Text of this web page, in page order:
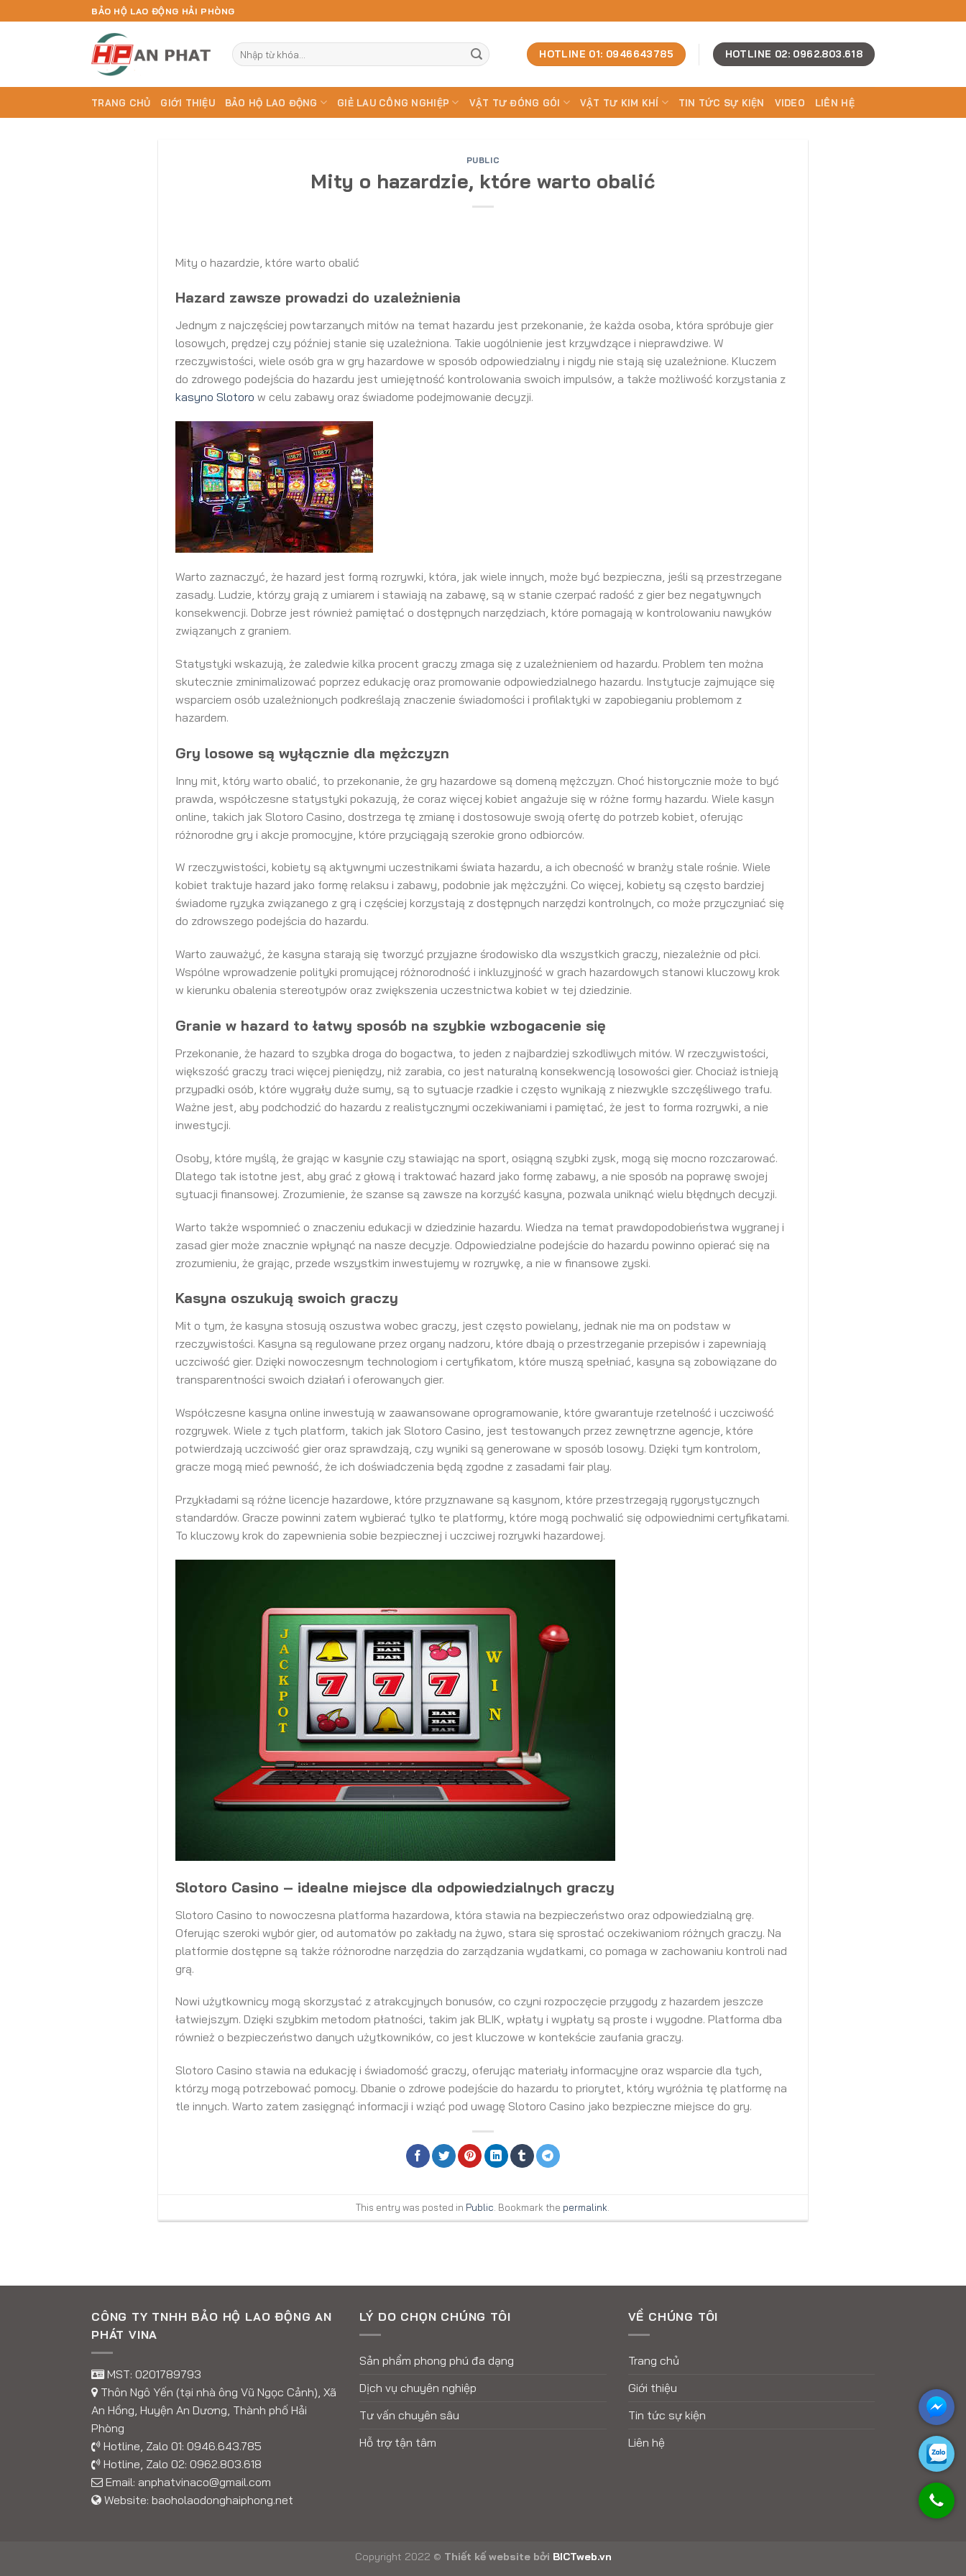
BẢO HỘ LAO ĐỘNG HẢI PHÒNG
Tìm
kiếm:
HOTLINE 01: 0946643785 HOTLINE 02: 0962.803.618
TRANG CHỦ GIỚI THIỆU BẢO HỘ LAO ĐỘNG GIẺ LAU CÔNG NGHIỆP VẬT TƯ ĐÓNG GÓI VẬT TƯ KIM KHÍ TIN TỨC SỰ KIỆN VIDEO LIÊN HỆ
PUBLIC
Mity o hazardzie, które warto obalić
Mity o hazardzie, które warto obalić
Hazard zawsze prowadzi do uzależnienia
Jednym z najczęściej powtarzanych mitów na temat hazardu jest przekonanie, że każda osoba, która spróbuje gier
losowych, prędzej czy później stanie się uzależniona. Takie uogólnienie jest krzywdzące i nieprawdziwe. W
rzeczywistości, wiele osób gra w gry hazardowe w sposób odpowiedzialny i nigdy nie stają się uzależnione. Kluczem
do zdrowego podejścia do hazardu jest umiejętność kontrolowania swoich impulsów, a także możliwość korzystania z
kasyno Slotoro w celu zabawy oraz świadome podejmowanie decyzji.
Warto zaznaczyć, że hazard jest formą rozrywki, która, jak wiele innych, może być bezpieczna, jeśli są przestrzegane
zasady. Ludzie, którzy grają z umiarem i stawiają na zabawę, są w stanie czerpać radość z gier bez negatywnych
konsekwencji. Dobrze jest również pamiętać o dostępnych narzędziach, które pomagają w kontrolowaniu nawyków
związanych z graniem.
Statystyki wskazują, że zaledwie kilka procent graczy zmaga się z uzależnieniem od hazardu. Problem ten można
skutecznie zminimalizować poprzez edukację oraz promowanie odpowiedzialnego hazardu. Instytucje zajmujące się
wsparciem osób uzależnionych podkreślają znaczenie świadomości i profilaktyki w zapobieganiu problemom z
hazardem.
Gry losowe są wyłącznie dla mężczyzn
Inny mit, który warto obalić, to przekonanie, że gry hazardowe są domeną mężczyzn. Choć historycznie może to być
prawda, współczesne statystyki pokazują, że coraz więcej kobiet angażuje się w różne formy hazardu. Wiele kasyn
online, takich jak Slotoro Casino, dostrzega tę zmianę i dostosowuje swoją ofertę do potrzeb kobiet, oferując
różnorodne gry i akcje promocyjne, które przyciągają szerokie grono odbiorców.
W rzeczywistości, kobiety są aktywnymi uczestnikami świata hazardu, a ich obecność w branży stale rośnie. Wiele
kobiet traktuje hazard jako formę relaksu i zabawy, podobnie jak mężczyźni. Co więcej, kobiety są często bardziej
świadome ryzyka związanego z grą i częściej korzystają z dostępnych narzędzi kontrolnych, co może przyczyniać się
do zdrowszego podejścia do hazardu.
Warto zauważyć, że kasyna starają się tworzyć przyjazne środowisko dla wszystkich graczy, niezależnie od płci.
Wspólne wprowadzenie polityki promującej różnorodność i inkluzyjność w grach hazardowych stanowi kluczowy krok
w kierunku obalenia stereotypów oraz zwiększenia uczestnictwa kobiet w tej dziedzinie.
Granie w hazard to łatwy sposób na szybkie wzbogacenie się
Przekonanie, że hazard to szybka droga do bogactwa, to jeden z najbardziej szkodliwych mitów. W rzeczywistości,
większość graczy traci więcej pieniędzy, niż zarabia, co jest naturalną konsekwencją losowości gier. Chociaż istnieją
przypadki osób, które wygrały duże sumy, są to sytuacje rzadkie i często wynikają z niezwykle szczęśliwego trafu.
Ważne jest, aby podchodzić do hazardu z realistycznymi oczekiwaniami i pamiętać, że jest to forma rozrywki, a nie
inwestycji.
Osoby, które myślą, że grając w kasynie czy stawiając na sport, osiągną szybki zysk, mogą się mocno rozczarować.
Dlatego tak istotne jest, aby grać z głową i traktować hazard jako formę zabawy, a nie sposób na poprawę swojej
sytuacji finansowej. Zrozumienie, że szanse są zawsze na korzyść kasyna, pozwala uniknąć wielu błędnych decyzji.
Warto także wspomnieć o znaczeniu edukacji w dziedzinie hazardu. Wiedza na temat prawdopodobieństwa wygranej i
zasad gier może znacznie wpłynąć na nasze decyzje. Odpowiedzialne podejście do hazardu powinno opierać się na
zrozumieniu, że grając, przede wszystkim inwestujemy w rozrywkę, a nie w finansowe zyski.
Kasyna oszukują swoich graczy
Mit o tym, że kasyna stosują oszustwa wobec graczy, jest często powielany, jednak nie ma on podstaw w
rzeczywistości. Kasyna są regulowane przez organy nadzoru, które dbają o przestrzeganie przepisów i zapewniają
uczciwość gier. Dzięki nowoczesnym technologiom i certyfikatom, które muszą spełniać, kasyna są zobowiązane do
transparentności swoich działań i oferowanych gier.
Współczesne kasyna online inwestują w zaawansowane oprogramowanie, które gwarantuje rzetelność i uczciwość
rozgrywek. Wiele z tych platform, takich jak Slotoro Casino, jest testowanych przez zewnętrzne agencje, które
potwierdzają uczciwość gier oraz sprawdzają, czy wyniki są generowane w sposób losowy. Dzięki tym kontrolom,
gracze mogą mieć pewność, że ich doświadczenia będą zgodne z zasadami fair play.
Przykładami są różne licencje hazardowe, które przyznawane są kasynom, które przestrzegają rygorystycznych
standardów. Gracze powinni zatem wybierać tylko te platformy, które mogą pochwalić się odpowiednimi certyfikatami.
To kluczowy krok do zapewnienia sobie bezpiecznej i uczciwej rozrywki hazardowej.
Slotoro Casino – idealne miejsce dla odpowiedzialnych graczy
Slotoro Casino to nowoczesna platforma hazardowa, która stawia na bezpieczeństwo oraz odpowiedzialną grę.
Oferując szeroki wybór gier, od automatów po zakłady na żywo, stara się sprostać oczekiwaniom różnych graczy. Na
platformie dostępne są także różnorodne narzędzia do zarządzania wydatkami, co pomaga w zachowaniu kontroli nad
grą.
Nowi użytkownicy mogą skorzystać z atrakcyjnych bonusów, co czyni rozpoczęcie przygody z hazardem jeszcze
łatwiejszym. Dzięki szybkim metodom płatności, takim jak BLIK, wpłaty i wypłaty są proste i wygodne. Platforma dba
również o bezpieczeństwo danych użytkowników, co jest kluczowe w kontekście zaufania graczy.
Slotoro Casino stawia na edukację i świadomość graczy, oferując materiały informacyjne oraz wsparcie dla tych,
którzy mogą potrzebować pomocy. Dbanie o zdrowe podejście do hazardu to priorytet, który wyróżnia tę platformę na
tle innych. Warto zatem zasięgnąć informacji i wziąć pod uwagę Slotoro Casino jako bezpieczne miejsce do gry.
This entry was posted in Public . Bookmark the permalink
CÔNG TY TNHH BẢO HỘ LAO ĐỘNG AN
PHÁT VINA
MST: 0201789793
Thôn Ngô Yến (tại nhà ông Vũ Ngọc Cảnh), Xã
An Hồng, Huyện An Dương, Thành phố Hải
Phòng
Hotline, Zalo 01: 0946.643.785
Hotline, Zalo 02: 0962.803.618
Email: anphatvinaco@gmail.com
Website: baoholaodonghaiphong.net
LÝ DO CHỌN CHÚNG TÔI
Sản phẩm phong phú đa dạng
Dịch vụ chuyên nghiệp
Tư vấn chuyên sâu
Hỗ trợ tận tâm
VỀ CHÚNG TÔI
Trang chủ
Giới thiệu
Tin tức sự kiện
Liên hệ
Copyright 2022 © Thiết kế websitebởi BICTweb.vn